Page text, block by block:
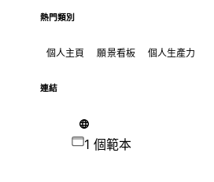
熱門類別
個人主頁 願景看板 個人生產力
連結
1 個範本